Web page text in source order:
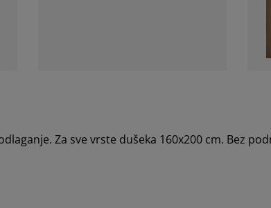
Za sve vrste dušeka 160x200 cm. Bez